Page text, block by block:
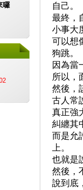
基金會
教育協
會
機構兒
家長協
囉
自己。
最終，
小事大
可以想
狗跳。
因為當
所以，
然後，
古人常
真正強
糾纏其
而是允
上。
也就是
然後，
說到底